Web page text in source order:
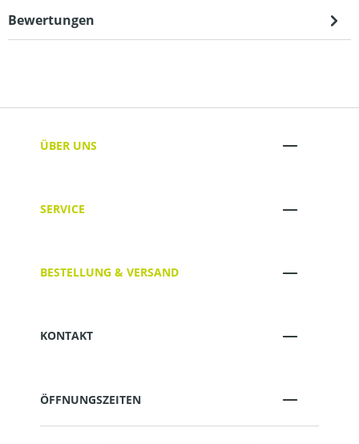
Bewertungen
ÜBER UNS
SERVICE
BESTELLUNG & VERSAND
KONTAKT
ÖFFNUNGSZEITEN